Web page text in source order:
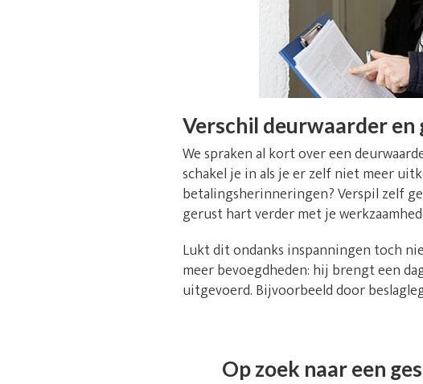
Verschil deurwaarder
We spraken al kort over een
schakel je in als je er zelf niet meer
betalingsherinneringen? Verspil zelf
gerust hart verder met je
Lukt dit ondanks inspanningen toch
meer bevoegdheden: hij brengt een
uitgevoerd. Bijvoorbeeld door
Op zoek naar een